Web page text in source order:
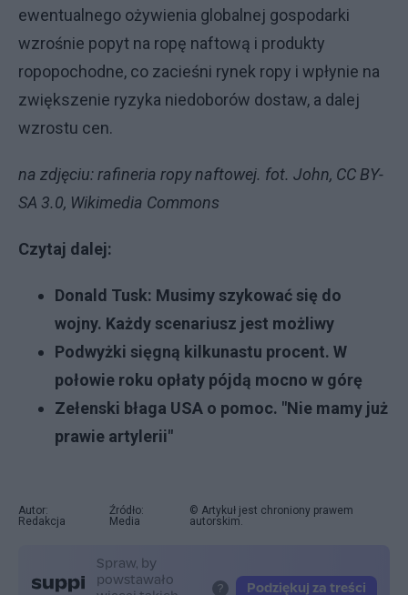
ewentualnego ożywienia globalnej gospodarki
wzrośnie popyt na ropę naftową i produkty
ropopochodne, co zacieśni rynek ropy i wpłynie na
zwiększenie ryzyka niedoborów dostaw, a dalej
wzrostu cen.
na zdjęciu: rafineria ropy naftowej. fot. John, CC BY-
SA 3.0, Wikimedia Commons
Czytaj dalej:
Donald Tusk: Musimy szykować się do
wojny. Każdy scenariusz jest możliwy
Podwyżki sięgną kilkunastu procent. W
połowie roku opłaty pójdą mocno w górę
Zełenski błaga USA o pomoc. "Nie mamy już
prawie artylerii"
Autor:
Redakcja
Źródło:
Media
© Artykuł jest chroniony prawem
autorskim.